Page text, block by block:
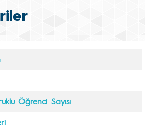
Öğrenci Sayısı